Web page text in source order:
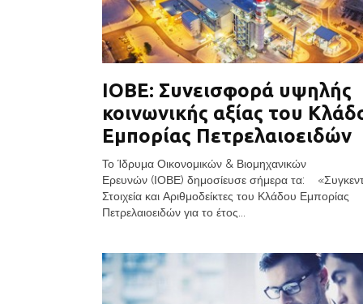
ΙΟΒΕ: Συνεισφορά υψηλής
κοινωνικής αξίας του
Εμπορίας Πετρελαιοειδών
Το Ίδρυμα Οικονομικών & Βιομηχανικών
Ερευνών (ΙΟΒΕ) δημοσίευσε σήμερα τα:
Στοιχεία και Αριθμοδείκτες του Κλάδου Εμπορίας
Πετρελαιοειδών για το έτος...